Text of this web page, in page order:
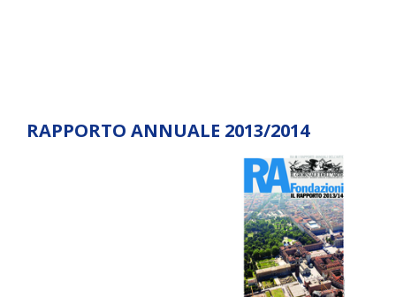
RAPPORTO ANNUALE 2013/2014